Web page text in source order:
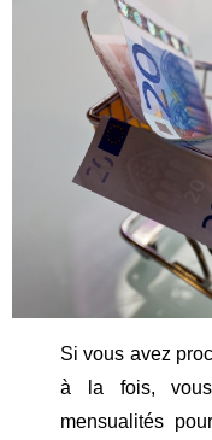
Si vous avez
à la fois,
mensualités